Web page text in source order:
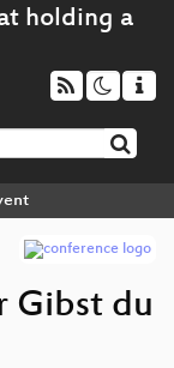
Gibst du